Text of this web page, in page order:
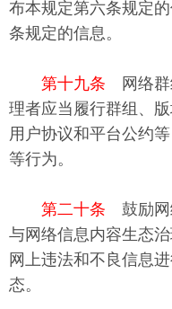
布本规定第六条规定
条规定的信息。
第十九条 网络群
理者应当履行群组、
用户协议和平台公约
等行为。
第二十条 鼓励网
与网络信息内容生态
网上违法和不良信息
态。